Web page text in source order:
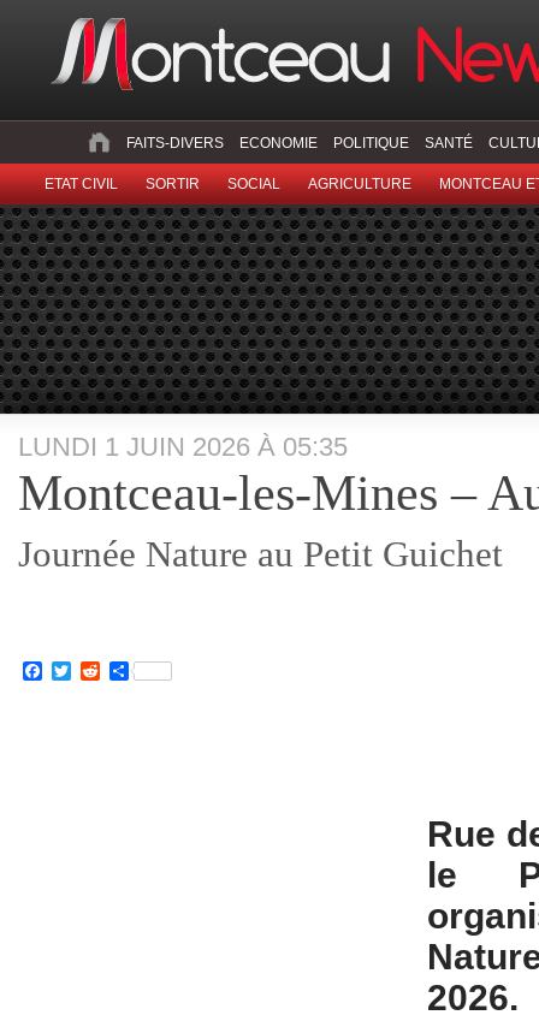
FAITS-DIVERS ECONOMIE POLITIQUE SANTÉ
ETAT CIVIL SORTIR SOCIAL AGRICULTURE MONTCEAU
LUNDI 1 JUIN 2026 À 05:35
Montceau-les-Mines –
Journée Nature au Petit Guichet
Facebook
TwitterRedditPartager
Rue
le
2026.